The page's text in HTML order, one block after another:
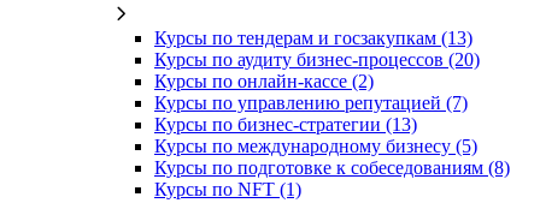
Курсы по тендерам и госзакупкам (13)
Курсы по аудиту бизнес-процессов (20)
Курсы по онлайн-кассе (2)
Курсы по управлению репутацией (7)
Курсы по бизнес-стратегии (13)
Курсы по международному бизнесу (5)
Курсы по подготовке к собеседованиям (8)
Курсы по NFT (1)